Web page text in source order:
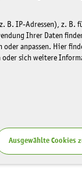
B. IP-Adressen), z.
Ihrer Daten
anpassen. Hier
sich weitere
Ausgewählte Cookies